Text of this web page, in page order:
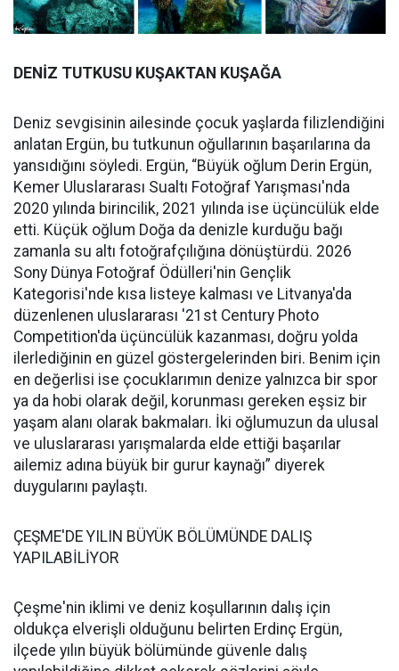
DENİZ TUTKUSU KUŞAKTAN KUŞAĞA
Deniz sevgisinin ailesinde çocuk yaşlarda filizlendiğini
anlatan Ergün, bu tutkunun oğullarının başarılarına da
yansıdığını söyledi. Ergün, “Büyük oğlum Derin Ergün,
Kemer Uluslararası Sualtı Fotoğraf Yarışması'nda
2020 yılında birincilik, 2021 yılında ise üçüncülük elde
etti. Küçük oğlum Doğa da denizle kurduğu bağı
zamanla su altı fotoğrafçılığına dönüştürdü. 2026
Sony Dünya Fotoğraf Ödülleri'nin Gençlik
Kategorisi'nde kısa listeye kalması ve Litvanya'da
düzenlenen uluslararası '21st Century Photo
Competition'da üçüncülük kazanması, doğru yolda
ilerlediğinin en güzel göstergelerinden biri. Benim için
en değerlisi ise çocuklarımın denize yalnızca bir spor
ya da hobi olarak değil, korunması gereken eşsiz bir
yaşam alanı olarak bakmaları. İki oğlumuzun da ulusal
ve uluslararası yarışmalarda elde ettiği başarılar
ailemiz adına büyük bir gurur kaynağı” diyerek
duygularını paylaştı.
ÇEŞME'DE YILIN BÜYÜK BÖLÜMÜNDE DALIŞ
YAPILABİLİYOR
Çeşme'nin iklimi ve deniz koşullarının dalış için
oldukça elverişli olduğunu belirten Erdinç Ergün,
ilçede yılın büyük bölümünde güvenle dalış